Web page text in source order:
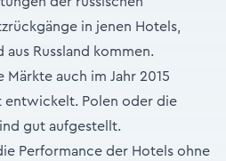
in jenen Hotels,
Russland kommen.
auch im Jahr 2015
Polen oder die
gut aufgestellt.
Performance der Hotels ohne